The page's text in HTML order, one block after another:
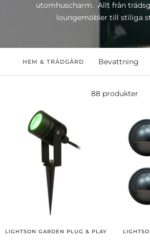
utomhuscharm. Allt från
loungemöbler till stiliga
HEM & TRÄDGÅRD Bevattning
88 produkter
LIGHTSON GARDEN PLUG & PLAY